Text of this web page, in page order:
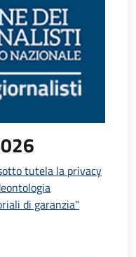
tutela la privacy
di garanzia"